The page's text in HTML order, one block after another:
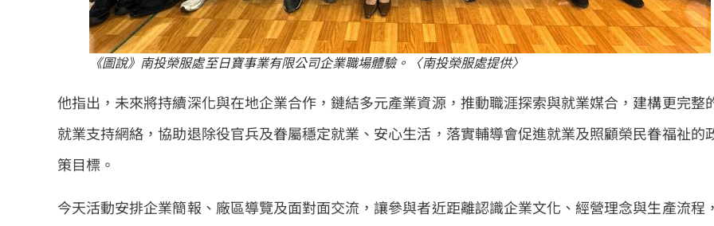
《圖說》南投榮服處至日寶事業有限公司企業職場體驗。〈南投榮服處提供〉
他指出，未來將持續深化與在地企業合作，鏈結多元產業資源，推動職涯探索與就業媒合，建構更完整
就業支持網絡，協助退除役官兵及眷屬穩定就業、安心生活，落實輔導會促進就業及照顧榮民眷福祉的
策目標。
今天活動安排企業簡報、廠區導覽及面對面交流，讓參與者近距離認識企業文化、經營理念與生產流程，